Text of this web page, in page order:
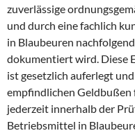
zuverlässige
und durch eine fachlich
in Blaubeuren
dokumentiert wird. Diese
ist gesetzlich auferlegt
empfindlichen
jederzeit innerhalb der
Betriebsmittel in